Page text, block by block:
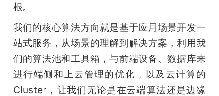
根。
我们的核心算法方向就是基于应用场景开发一
站式服务，从场景的理解到解决方案，利用我
们的算法池和工具箱，与前端设备、数据库来
进行端侧和上云管理的优化，以及云计算的
Cluster，让我们无论是在云端算法还是边缘